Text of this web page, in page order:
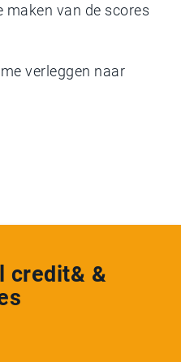
van de scores
verleggen naar
credit& &